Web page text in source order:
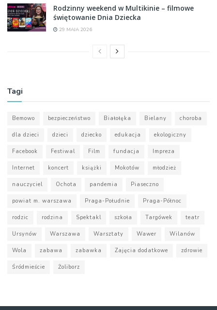
Rodzinny weekend w Multikinie – filmowe
świętowanie Dnia Dziecka
29 MAJA 2026
Tagi
Bemowo bezpieczeństwo Białołęka Bielany choroba
dla dzieci dzieci dziecko edukacja ekologiczny
Facebook Festiwal Film fundacja Impreza
Internet koncert książki Mokotów młodzież
nauczyciel Ochota pandemia Piaseczno
powiat m. warszawa Praga-Południe Praga-Północ
rodzic rodzina Spektakl szkoła Targówek teatr
Ursynów Warszawa Warsztaty Wawer Wilanów
Wola zabawa zabawka Zajęcia dodatkowe zdrowie
Śródmieście Żoliborz